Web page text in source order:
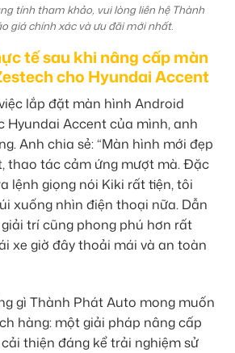
tính tham khảo, vui lòng liên hệ Thành
giá chính xác và ưu đãi mới nhất.
tế sau khi nâng cấp màn
cho Hyundai Accent
lắp đặt màn hình Android
Hyundai Accent của mình, anh
Anh chia sẻ: “Màn hình mới đẹp
thao tác cảm ứng mượt mà. Đặc
lệnh giọng nói Kiki rất tiện, tôi
xuống nhìn điện thoại nữa. Dẫn
trí cũng phong phú hơn rất
xe giờ đây thoải mái và an toàn
gì Thành Phát Auto mong muốn
hàng: một giải pháp nâng cấp
thiện đáng kể trải nghiệm sử